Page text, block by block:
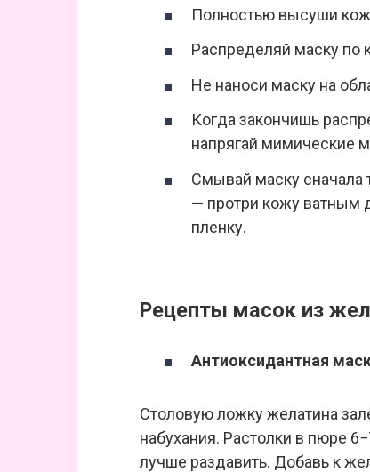
Полностью высуши
Распределяй маску по
Не наноси маску на
Когда закончишь
напрягай мимические
Смывай маску сначала
— протри кожу ватным
пленку.
Рецепты масок из
Антиоксидантная
Столовую ложку желатина
набухания. Растолки в пюре
лучше раздавить. Добавь к